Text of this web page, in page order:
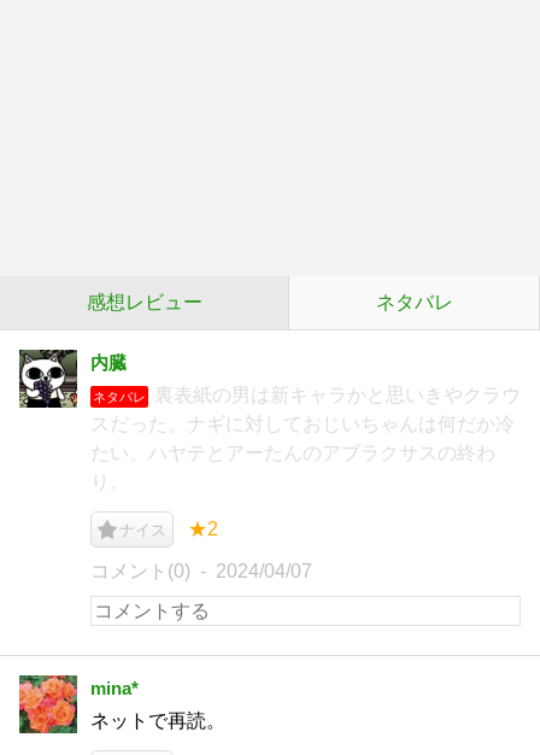
感想レビュー ネタバレ
内臓
ネタバレ
裏表紙の男は新キャラかと思いきやクラウ
スだった。ナギに対しておじいちゃんは何だか冷
たい。ハヤテとアーたんのアブラクサスの終わ
り。
ナイス ★2
コメント(0) 2024/04/07
mina*
ネットで再読。